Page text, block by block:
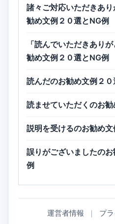
諸々ご対応いただきあ
勧め文例２０選とNG例
「読んでいただきあり
勧め文例２０選とNG例
読んだのお勧め文例２
読ませていただくのお
説明を受けるのお勧め
誤りがございましたの
例
運営者情報 ｜ プ